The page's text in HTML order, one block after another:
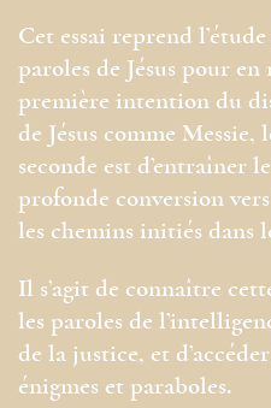
Cet essai reprend
paroles de Jésus pour
première intention du
de Jésus comme
seconde est d’entraîner
profonde conversion
les chemins initiés dans
Il s’agit de connaître
les paroles de
de la justice, et
énigmes et paraboles.